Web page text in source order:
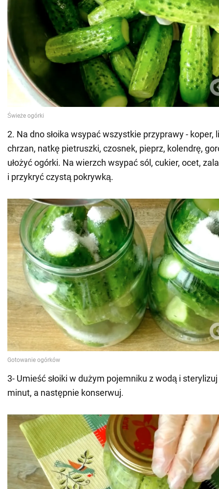
2. Na dno słoika wsypać wszystkie przyprawy - koper,
chrzan, natkę pietruszki, czosnek, pieprz, kolendrę,
ułożyć ogórki. Na wierzch wsypać sól, cukier, ocet,
i przykryć czystą pokrywką.
3- Umieść słoiki w dużym pojemniku z wodą i sterylizuj
minut, a następnie konserwuj.